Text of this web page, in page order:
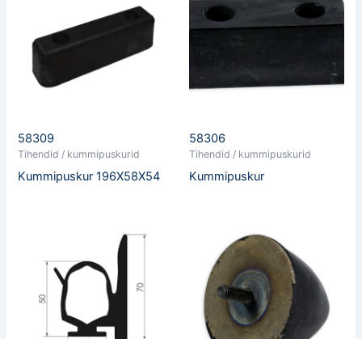
58309
Tihendid / kummipuskurid
Kummipuskur 196X58X54
58306
Tihendid / kummipuskurid
Kummipuskur